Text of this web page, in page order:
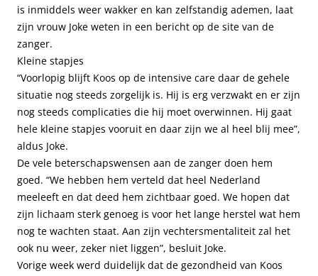
is inmiddels weer wakker en kan zelfstandig ademen, laat
zijn vrouw Joke weten in een bericht op de site van de
zanger.
Kleine stapjes
“Voorlopig blijft Koos op de intensive care daar de gehele
situatie nog steeds zorgelijk is. Hij is erg verzwakt en er zijn
nog steeds complicaties die hij moet overwinnen. Hij gaat
hele kleine stapjes vooruit en daar zijn we al heel blij mee”,
aldus Joke.
De vele beterschapswensen aan de zanger doen hem
goed. “We hebben hem verteld dat heel Nederland
meeleeft en dat deed hem zichtbaar goed. We hopen dat
zijn lichaam sterk genoeg is voor het lange herstel wat hem
nog te wachten staat. Aan zijn vechtersmentaliteit zal het
ook nu weer, zeker niet liggen”, besluit Joke.
Vorige week werd duidelijk dat de gezondheid van Koos